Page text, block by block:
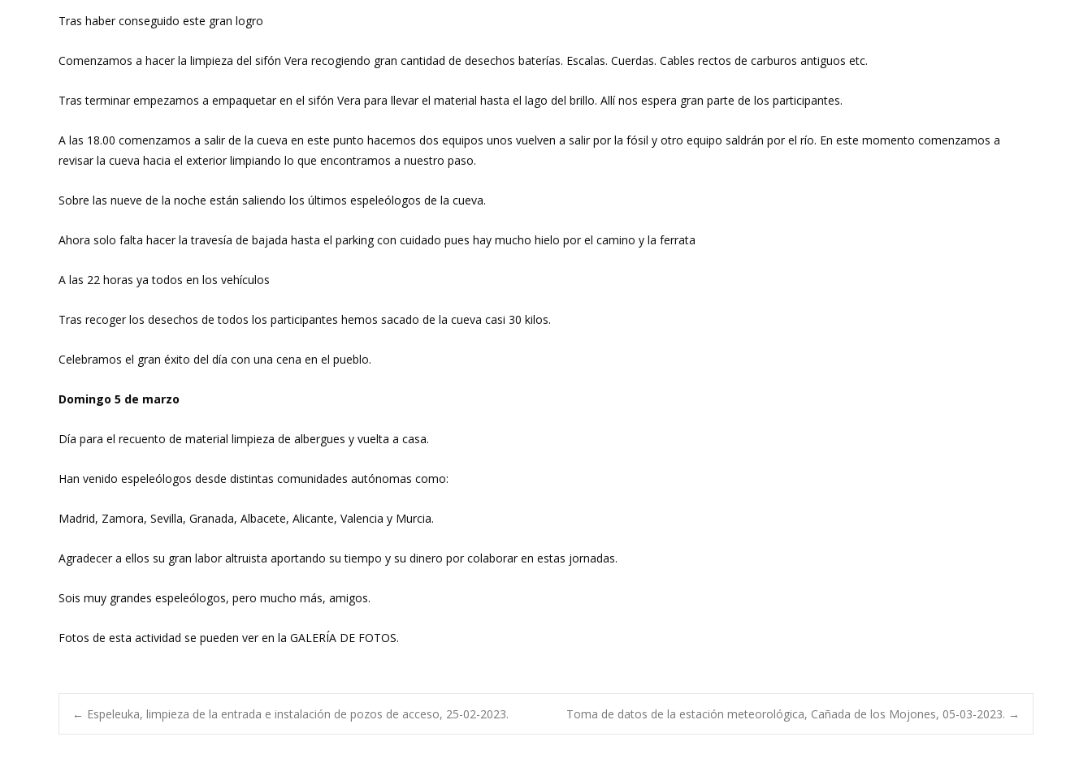
Tras haber conseguido este gran logro
Comenzamos a hacer la limpieza del sifón Vera recogiendo gran cantidad de desechos baterías. Escalas. Cuerdas. Cables rectos de carburos antiguos etc.
Tras terminar empezamos a empaquetar en el sifón Vera para llevar el material hasta el lago del brillo. Allí nos espera gran parte de los participantes.
A las 18.00 comenzamos a salir de la cueva en este punto hacemos dos equipos unos vuelven a salir por la fósil y otro equipo saldrán por el río. En este momento comenzamos a
revisar la cueva hacia el exterior limpiando lo que encontramos a nuestro paso.
Sobre las nueve de la noche están saliendo los últimos espeleólogos de la cueva.
Ahora solo falta hacer la travesía de bajada hasta el parking con cuidado pues hay mucho hielo por el camino y la ferrata
A las 22 horas ya todos en los vehículos
Tras recoger los desechos de todos los participantes hemos sacado de la cueva casi 30 kilos.
Celebramos el gran éxito del día con una cena en el pueblo.
Domingo 5 de marzo
Día para el recuento de material limpieza de albergues y vuelta a casa.
Han venido espeleólogos desde distintas comunidades autónomas como:
Madrid, Zamora, Sevilla, Granada, Albacete, Alicante, Valencia y Murcia.
Agradecer a ellos su gran labor altruista aportando su tiempo y su dinero por colaborar en estas jornadas.
Sois muy grandes espeleólogos, pero mucho más, amigos.
Fotos de esta actividad se pueden ver en la GALERÍA DE FOTOS.
Navegación
← Espeleuka, limpieza de la entrada e instalación de pozos de acceso, 25-02-2023. Toma de datos de la estación meteorológica, Cañada de los Mojones, 05-03-2023. →